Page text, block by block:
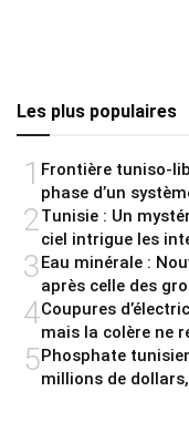
Les plus populaires
1 Frontière tuniso-
phase d’un
2Tunisie : Un
ciel intrigue les
3 Eau minérale :
après celle des
4Coupures
mais la colère ne
5Phosphate
millions de